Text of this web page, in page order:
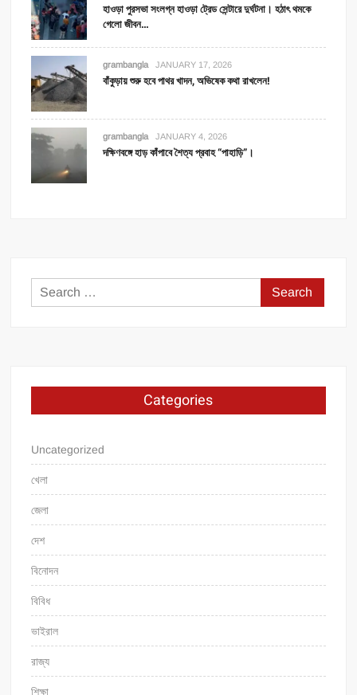
হাওড়া পুরসভা সংলগ্ন হাওড়া ট্রেড সেন্টারে দুর্ঘটনা। হঠাৎ থমকে
গেলো জীবন…
grambangla JANUARY 17, 2026
বাঁকুড়ায় শুরু হবে পাথর খাদন, অভিষেক কথা রাখলেন!
grambangla JANUARY 4, 2026
দক্ষিণবঙ্গে হাড় কাঁপাবে শৈত্য প্রবাহ “পাহাড়ি”।
Search
for:
Categories
Uncategorized
খেলা
জেলা
দেশ
বিনোদন
বিবিধ
ভাইরাল
রাজ্য
শিক্ষা